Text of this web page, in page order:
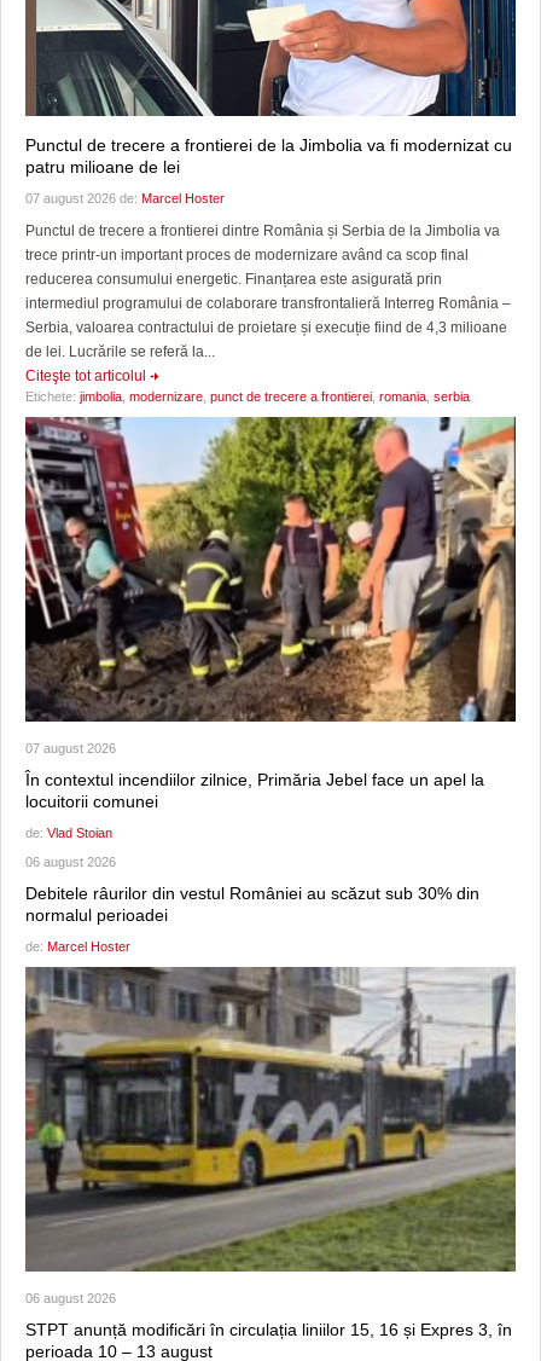
Punctul de trecere a frontierei de la Jimbolia va fi modernizat cu
patru milioane de lei
07 august 2026 de: Marcel Hoster
Punctul de trecere a frontierei dintre România și Serbia de la Jimbolia va
trece printr-un important proces de modernizare având ca scop final
reducerea consumului energetic. Finanțarea este asigurată prin
intermediul programului de colaborare transfrontalieră Interreg România –
Serbia, valoarea contractului de proietare și execuție fiind de 4,3 milioane
de lei. Lucrările se referă la...
Citeşte tot articolul
Etichete: jimbolia modernizare punct de trecere a frontierei romania serbia
07 august 2026
În contextul incendiilor zilnice, Primăria Jebel face un apel la
locuitorii comunei
de: Vlad Stoian
06 august 2026
Debitele râurilor din vestul României au scăzut sub 30% din
normalul perioadei
de: Marcel Hoster
06 august 2026
STPT anunță modificări în circulația liniilor 15, 16 și Expres 3, în
perioada 10 – 13 august